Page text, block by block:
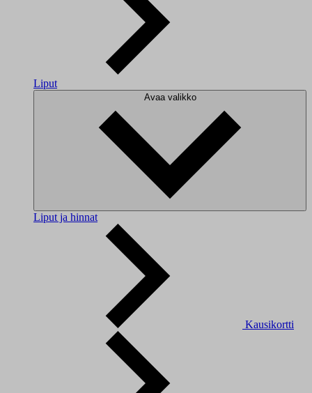
Liput
Avaa valikko
Liput ja hinnat
Kausikortti